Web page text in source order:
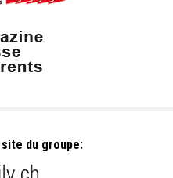
site du groupe: